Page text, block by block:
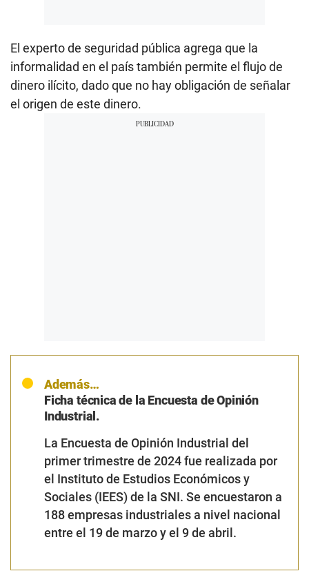
El experto de seguridad pública agrega que la
informalidad en el país también permite el flujo de
dinero ilícito, dado que no hay obligación de señalar
el origen de este dinero.
Además…
Ficha técnica de la Encuesta de Opinión
Industrial.
La Encuesta de Opinión Industrial del
primer trimestre de 2024 fue realizada por
el Instituto de Estudios Económicos y
Sociales (IEES) de la SNI. Se encuestaron a
188 empresas industriales a nivel nacional
entre el 19 de marzo y el 9 de abril.